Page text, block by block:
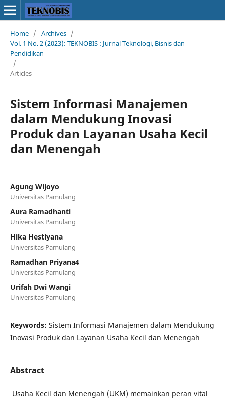
Home / Archives /
Vol. 1 No. 2 (2023): TEKNOBIS : Jurnal Teknologi, Bisnis dan
Pendidikan
/
Articles
Sistem Informasi Manajemen
dalam Mendukung Inovasi
Produk dan Layanan Usaha Kecil
dan Menengah
Agung Wijoyo
Universitas Pamulang
Aura Ramadhanti
Universitas Pamulang
Hika Hestiyana
Universitas Pamulang
Ramadhan Priyana4
Universitas Pamulang
Urifah Dwi Wangi
Universitas Pamulang
Keywords: Sistem Informasi Manajemen dalam Mendukung
Inovasi Produk dan Layanan Usaha Kecil dan Menengah
Abstract
Usaha Kecil dan Menengah (UKM) memainkan peran vital